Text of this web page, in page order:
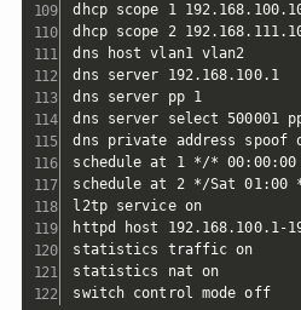
dhcp scope 1
dhcp scope 2
dns host vlan1 vlan2
dns server 192.168.100.1
dns server pp 1
dns server select 500001
dns private address spoof
schedule at 1 */*
schedule at 2 */Sat 01:00
l2tp service on
httpd host 192.168.100.1-
statistics traffic on
statistics nat on
switch control mode off